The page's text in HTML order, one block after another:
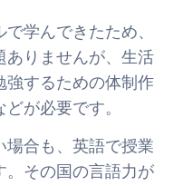
学んできたため、
ありませんが、生活
強するための体制作
が必要です。
合も、英語で授業
。その国の言語力が